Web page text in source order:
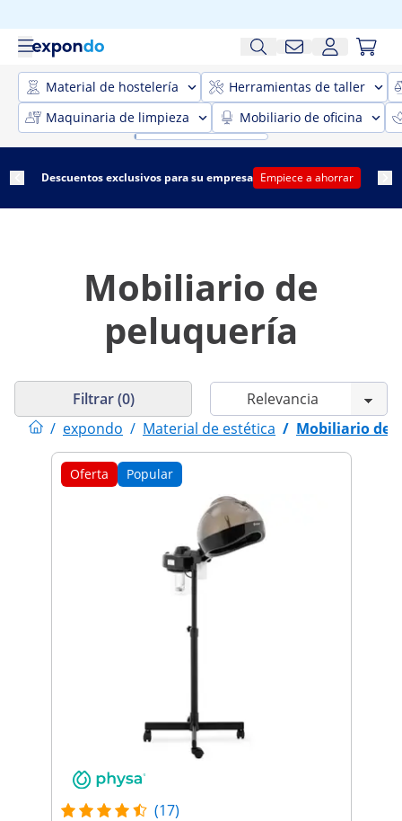
Material de hostelería
Herramientas de taller
Maquinaria de limpieza
Mobiliario de oficina
Descuentos exclusivos para su empresa Empiece a ahorrar
Mobiliario de
peluquería
/ expondo / Material de estética / Mobiliario de
Filtrar (0)
Oferta Popular
(17)